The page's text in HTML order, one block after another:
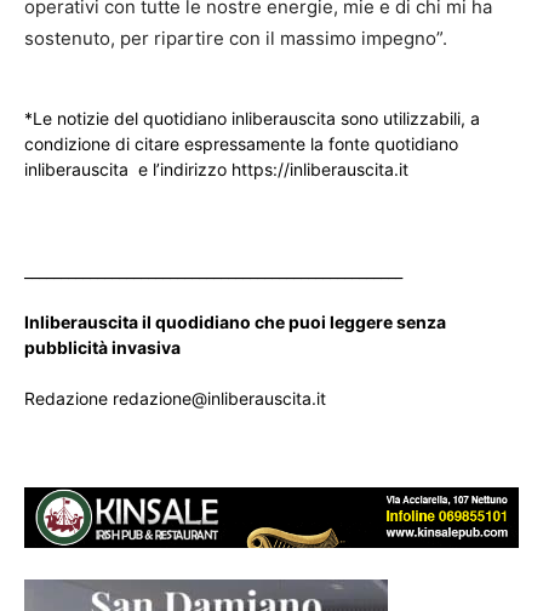
operativi con tutte le nostre energie, mie e di chi mi ha
sostenuto, per ripartire con il massimo impegno”.
*Le notizie del quotidiano inliberauscita sono utilizzabili, a
condizione di citare espressamente la fonte quotidiano
inliberauscita e l’indirizzo https://inliberauscita.it
Inliberauscita il quodidiano che puoi leggere senza
pubblicità invasiva
Redazione redazione@inliberauscita.it